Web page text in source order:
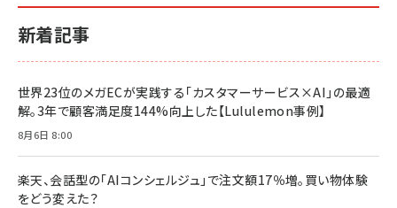
新着記事
世界23位のメガECが実践する「カスタマーサービス×AI」の最適
解。3年で顧客満足度144%向上した【Lululemon事例】
8月6日 8:00
楽天、会話型の「AIコンシェルジュ」で注文額17％増。買い物体験
をどう変えた？